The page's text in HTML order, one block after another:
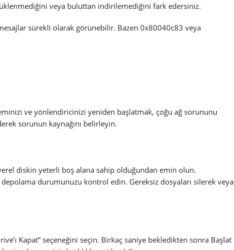
veya buluttan indirilemediğini fark edersiniz.
sürekli olarak görünebilir. Bazen 0x80040c83 veya
ve yönlendiricinizi yeniden başlatmak, çoğu ağ sorununu
sorunun kaynağını belirleyin.
diskin yeterli boş alana sahip olduğundan emin olun.
depolama durumunuzu kontrol edin. Gereksiz dosyaları silerek veya
Kapat” seçeneğini seçin. Birkaç saniye bekledikten sonra Başlat